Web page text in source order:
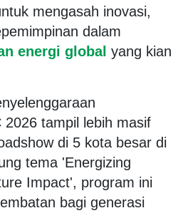
mengasah inovasi,
dalam
energi global yang kian
tampil lebih masif
di 5 kota besar di
tema 'Energizing
Impact', program ini
bagi generasi